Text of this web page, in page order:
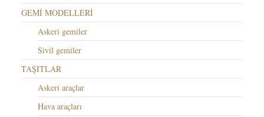
GEMİ MODELLERİ
Askeri gemiler
Sivil gemiler
TAŞITLAR
Askeri araçlar
Hava araçları